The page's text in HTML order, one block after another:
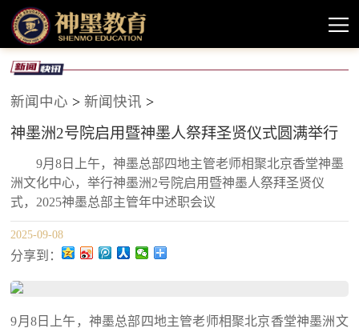
新闻中心 >新闻快讯 >
神墨洲2号院启用暨神墨人祭拜圣贤仪式圆满举行
9月8日上午，神墨总部四地主管老师相聚北京香堂神墨
洲文化中心，举行神墨洲2号院启用暨神墨人祭拜圣贤仪
式，2025神墨总部主管年中述职会议
2025-09-08
分享到：
9月8日上午，神墨总部四地主管老师相聚北京香堂神墨洲文